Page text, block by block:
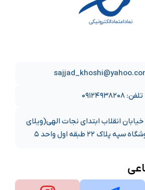
تلفن: ۰۹۱۲۴۹۳۸۲۰۸
انقلاب ابتدای نجات الهی(ویلای
۲۲ طبقه اول واحد ۵